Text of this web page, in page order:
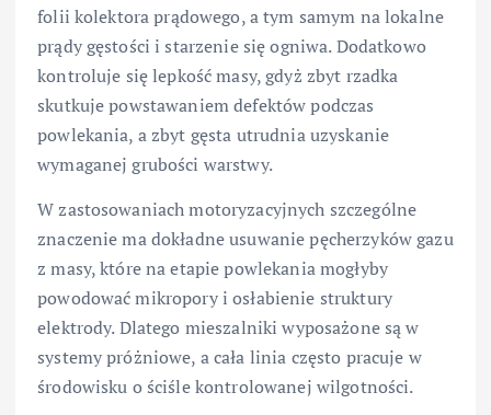
folii kolektora prądowego, a tym samym na lokalne
prądy gęstości i starzenie się ogniwa. Dodatkowo
kontroluje się lepkość masy, gdyż zbyt rzadka
skutkuje powstawaniem defektów podczas
powlekania, a zbyt gęsta utrudnia uzyskanie
wymaganej grubości warstwy.
W zastosowaniach motoryzacyjnych szczególne
znaczenie ma dokładne usuwanie pęcherzyków gazu
z masy, które na etapie powlekania mogłyby
powodować mikropory i osłabienie struktury
elektrody. Dlatego mieszalniki wyposażone są w
systemy próżniowe, a cała linia często pracuje w
środowisku o ściśle kontrolowanej wilgotności.